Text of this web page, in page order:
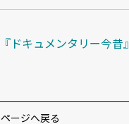
ドキュメンタリー今昔』
ージへ戻る